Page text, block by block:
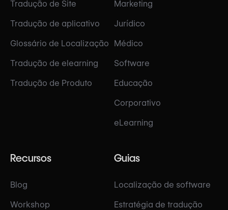
Tradução de Site
Tradução de aplicativo
Glossário de Localização
Tradução de elearning
Tradução de Produto
Marketing
Jurídico
Médico
Software
Educação
Corporativo
eLearning
Recursos
Blog
Workshop
Guias
Localização de software
Estratégia de tradução